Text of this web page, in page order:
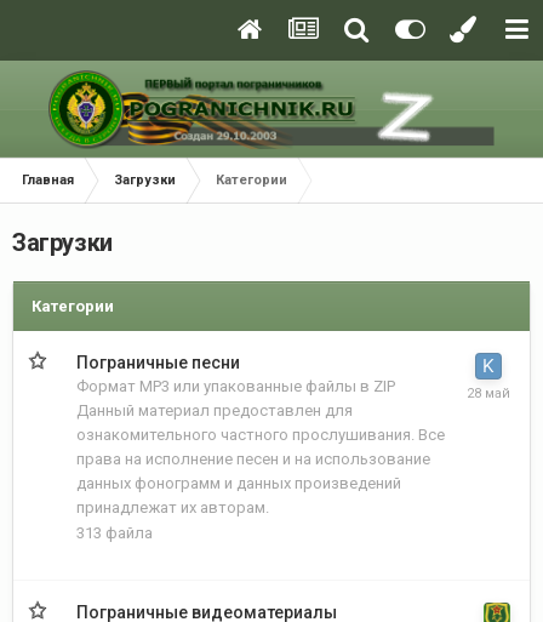
Главная Загрузки Категории
Загрузки
Категории
Пограничные песни
Формат MP3 или упакованные файлы в ZIP
Данный материал предоставлен для
ознакомительного частного прослушивания. Все
права на исполнение песен и на использование
данных фонограмм и данных произведений
принадлежат их авторам.
313 файла
Пограничные видеоматериалы